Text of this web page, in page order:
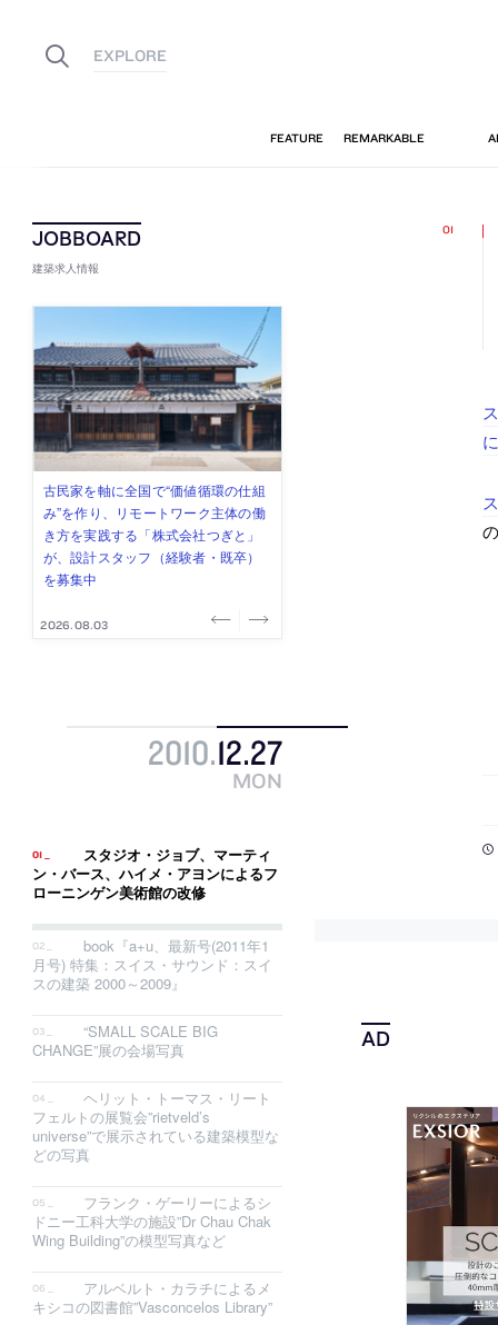
建築求人情報
佐々木慧が主宰する「axonometric株
式会社」が、設計スタッフ（経験
者・既卒・2027年新卒）を募集中
2026.08.07
古民家を軸に全国で“価値循環の仕組
み”を作り、リモートワーク主体の働
き方を実践する「株式会社つぎと」
が、設計スタッフ（経験者・既卒）
を募集中
2026.08.03
リノベる株式会社が、設計パートナ
ー (業務委託) を募集中
2026.08.03
社会への影響力のある建築を手掛
け、スタッフ同士で助け合う環境づ
くりも行う「E.A.S.T.architects」
が、設計スタッフ（経験者・既卒・
2027年新卒）を募集中
2026.07.31
代官山を拠点に活動する「梅澤竜也 /
ALA INC.」が、設計スタッフ・アル
バイト・事務職を募集中
2026.07.30
2010.12.27
MON
スタジオ・ジョブ、マーティ
ン・バース、ハイメ・アヨンによるフ
ローニンゲン美術館の改修
book『a+u、最新号(2011年1
月号) 特集：スイス・サウンド：スイ
スの建築 2000～2009』
“SMALL SCALE BIG
CHANGE”展の会場写真
ヘリット・トーマス・リート
フェルトの展覧会”rietveld’s
universe”で展示されている建築模型な
どの写真
フランク・ゲーリーによるシ
ドニー工科大学の施設”Dr Chau Chak
Wing Building”の模型写真など
アルベルト・カラチによるメ
キシコの図書館”Vasconcelos Library”